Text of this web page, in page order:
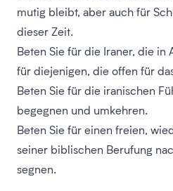
mutig bleibt, aber auch für
dieser Zeit.
Beten Sie für die Iraner, die in
für diejenigen, die offen für
Beten Sie für die iranischen
begegnen und umkehren.
Beten Sie für einen freien,
seiner biblischen Berufung
segnen.